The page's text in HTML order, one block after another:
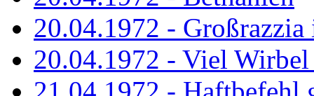
20.04.1972 - Großrazzia
20.04.1972 - Viel